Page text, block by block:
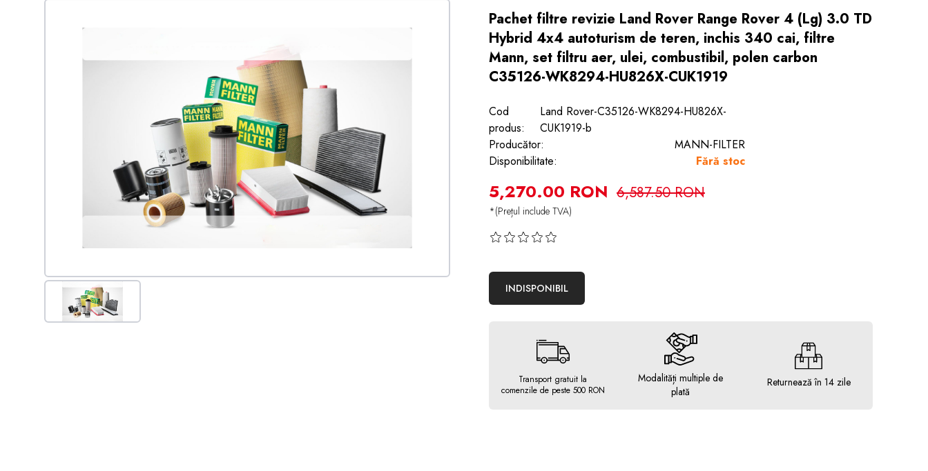
Pachet filtre revizie Land Rover Range Rover 4 (Lg) 3.0 TD
Hybrid 4x4 autoturism de teren, inchis 340 cai, filtre
Mann, set filtru aer, ulei, combustibil, polen carbon
C35126-WK8294-HU826X-CUK1919
Cod
produs:
Land Rover-C35126-WK8294-HU826X-
CUK1919-b
Producător:
MANN-FILTER
Disponibilitate:
Fără stoc
5,270.00 RON 6,587.50 RON
*(Prețul include TVA)
INDISPONIBIL
Transport gratuit la
comenzile de peste 500 RON
Modalități multiple de
plată
Returnează în 14 zile